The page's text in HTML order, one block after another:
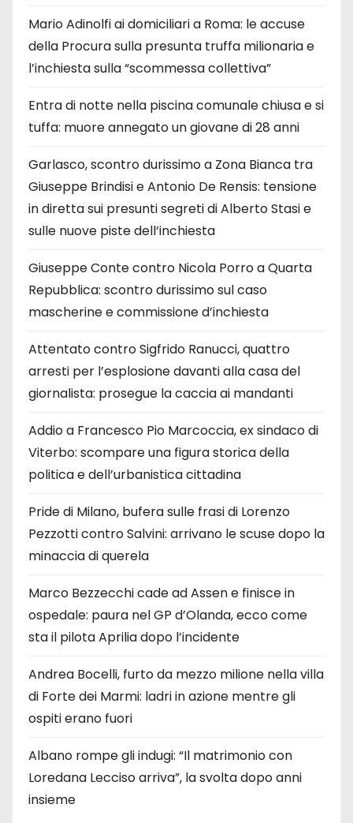
Mario Adinolfi ai domiciliari a Roma: le accuse
della Procura sulla presunta truffa milionaria e
l’inchiesta sulla “scommessa collettiva”
Entra di notte nella piscina comunale chiusa e si
tuffa: muore annegato un giovane di 28 anni
Garlasco, scontro durissimo a Zona Bianca tra
Giuseppe Brindisi e Antonio De Rensis: tensione
in diretta sui presunti segreti di Alberto Stasi e
sulle nuove piste dell’inchiesta
Giuseppe Conte contro Nicola Porro a Quarta
Repubblica: scontro durissimo sul caso
mascherine e commissione d’inchiesta
Attentato contro Sigfrido Ranucci, quattro
arresti per l’esplosione davanti alla casa del
giornalista: prosegue la caccia ai mandanti
Addio a Francesco Pio Marcoccia, ex sindaco di
Viterbo: scompare una figura storica della
politica e dell’urbanistica cittadina
Pride di Milano, bufera sulle frasi di Lorenzo
Pezzotti contro Salvini: arrivano le scuse dopo la
minaccia di querela
Marco Bezzecchi cade ad Assen e finisce in
ospedale: paura nel GP d’Olanda, ecco come
sta il pilota Aprilia dopo l’incidente
Andrea Bocelli, furto da mezzo milione nella villa
di Forte dei Marmi: ladri in azione mentre gli
ospiti erano fuori
Albano rompe gli indugi: “Il matrimonio con
Loredana Lecciso arriva”, la svolta dopo anni
insieme